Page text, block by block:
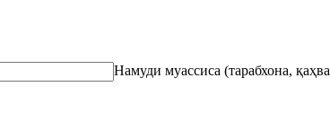
Намуди муассиса (тарабхона,